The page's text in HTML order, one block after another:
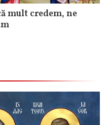
mult credem, ne